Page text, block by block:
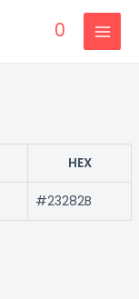
0
HEX
#23282B